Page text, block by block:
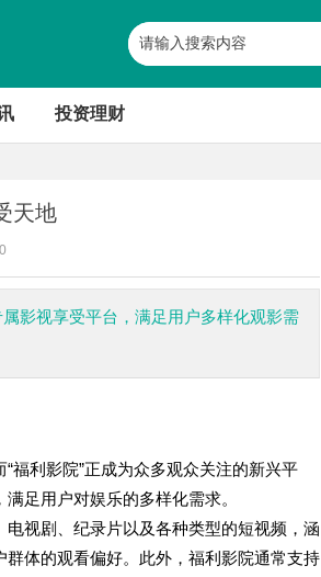
投资理财
天地
影视享受平台，满足用户多样化观影需
福利影院”正成为众多观众关注的新兴平
足用户对娱乐的多样化需求。
视剧、纪录片以及各种类型的短视频，涵
体的观看偏好。此外，福利影院通常支持